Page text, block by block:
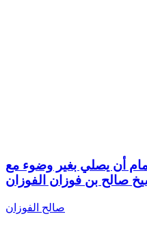
أن يصلي بغير وضوء مع
صالح بن فوزان الفوزان
صالح الفوزان